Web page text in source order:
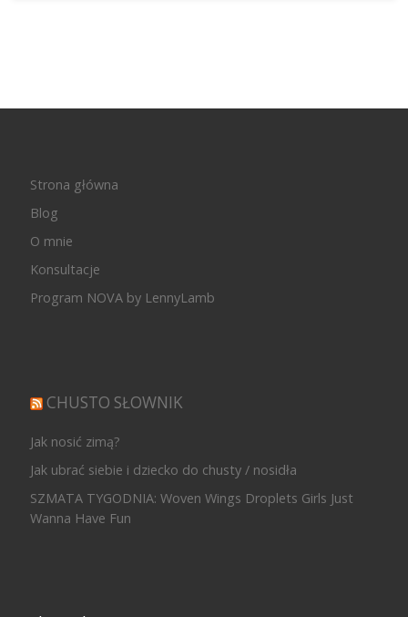
Strona główna
Blog
O mnie
Konsultacje
Program NOVA by LennyLamb
CHUSTO SŁOWNIK
Jak nosić zimą?
Jak ubrać siebie i dziecko do chusty / nosidła
SZMATA TYGODNIA: Woven Wings Droplets Girls Just
Wanna Have Fun